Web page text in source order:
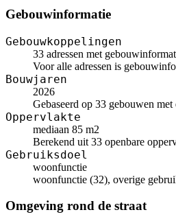
Gebouwinformatie
Gebouwkoppelingen
33 adressen met
Voor alle adressen is
Bouwjaren
2026
Gebaseerd op 33 gebouwen
Oppervlakte
mediaan 85 m2
Berekend uit 33 openbare
Gebruiksdoel
woonfunctie
woonfunctie (32), overige
Omgeving rond de straat